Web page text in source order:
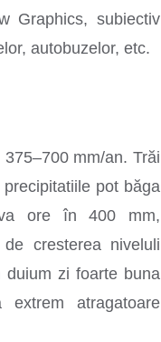
Graphics, subiectiv
autobuzelor, etc.
mm/an. Trăi
pot băga
ore în 400 mm,
cresterea niveluli
duium zi foarte buna
atragatoare